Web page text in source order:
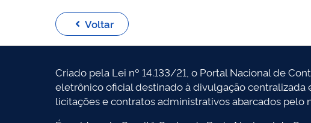
Voltar
Criado pela Lei nº 14.133/21, o Portal Nacional de
eletrônico oficial destinado à divulgação
licitações e contratos administrativos abarcados pelo